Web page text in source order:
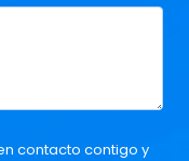
contacto contigo y